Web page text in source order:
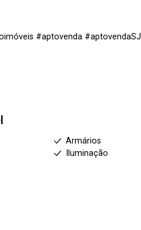
#aptovenda
Armários
Iluminação